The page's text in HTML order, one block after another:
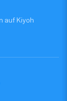
auf Kiyoh